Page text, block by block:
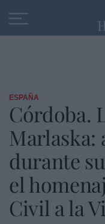
ESPAÑA
Córdoba.
Marlaska:
durante
el
Civil a la